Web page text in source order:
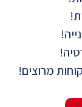
מרוצים!